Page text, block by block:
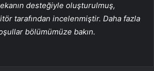
desteğiyle oluşturulmuş,
tarafından incelenmiştir. Daha fazla
bölümümüze bakın.